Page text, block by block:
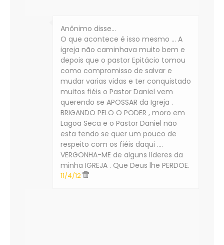
Anônimo disse…
O que acontece é isso mesmo ... A
igreja não caminhava muito bem e
depois que o pastor Epitácio tomou
como compromisso de salvar e
mudar varias vidas e ter conquistado
muitos fiéis o Pastor Daniel vem
querendo se APOSSAR da Igreja .
BRIGANDO PELO O PODER , moro em
Lagoa Seca e o Pastor Daniel não
esta tendo se quer um pouco de
respeito com os fiéis daqui ....
VERGONHA-ME de alguns líderes da
minha IGREJA . Que Deus lhe PERDOE.
11/4/12